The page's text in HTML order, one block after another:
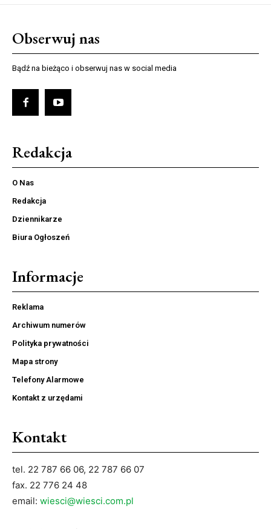
Obserwuj nas
Bądź na bieżąco i obserwuj nas w social media
Redakcja
O Nas
Redakcja
Dziennikarze
Biura Ogłoszeń
Informacje
Reklama
Archiwum numerów
Polityka prywatności
Mapa strony
Telefony Alarmowe
Kontakt z urzędami
Kontakt
tel. 22 787 66 06, 22 787 66 07
fax. 22 776 24 48
email: wiesci@wiesci.com.pl